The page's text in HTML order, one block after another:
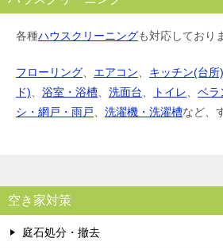
各種ハウスクリーニングも対応しており
フローリング、 エアコン、 キッチン(台所)
ド)、 浴室・浴槽、 洗面台、 トイレ、 ベラ
シ・網戸・雨戸、 洗濯機・洗濯槽など、
空き家対策
庭石処分・撤去